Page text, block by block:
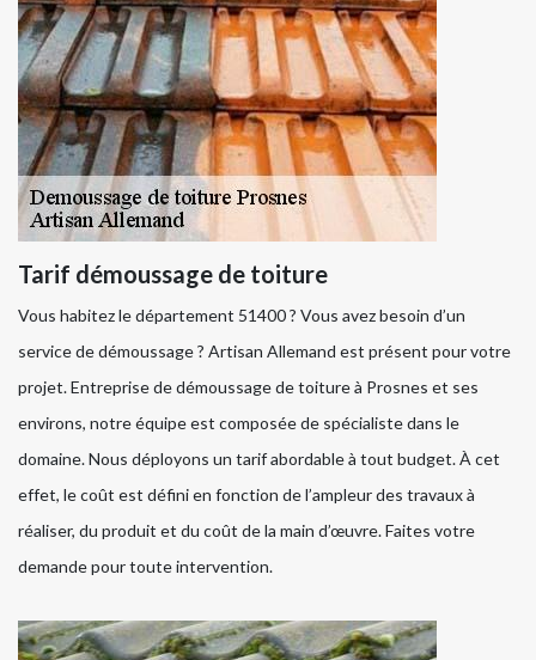
Tarif démoussage de toiture
Vous habitez le département 51400 ? Vous avez besoin d’un
service de démoussage ? Artisan Allemand est présent pour votre
projet. Entreprise de démoussage de toiture à Prosnes et ses
environs, notre équipe est composée de spécialiste dans le
domaine. Nous déployons un tarif abordable à tout budget. À cet
effet, le coût est défini en fonction de l’ampleur des travaux à
réaliser, du produit et du coût de la main d’œuvre. Faites votre
demande pour toute intervention.